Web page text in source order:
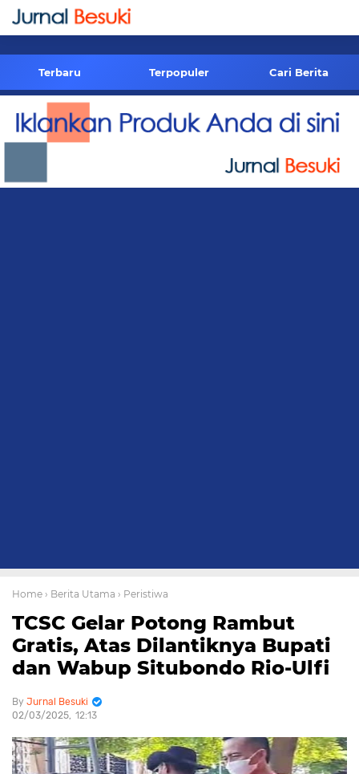
-->
Terbaru Terpopuler Cari Berita
Home › Berita Utama › Peristiwa
TCSC Gelar Potong Rambut
Gratis, Atas Dilantiknya Bupati
dan Wabup Situbondo Rio-Ulfi
Jurnal Besuki
02/03/2025 12:13